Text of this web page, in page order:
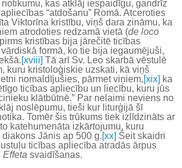
kas atklāj iespaidīgu, gandrīz
“atdošanu” Romā. Atceroties
Viktorīna kristību, viņš dara zināmu, ka
atrodoties redzamā vietā (de loco
kristības bija jārečitē ticības
formā, ko tie bija iegaumējuši,
[xviii] Tā arī Sv. Leo skarbā vēstulē
kuru kristoloģiskie uzskati, kā viņš
nomaldījušies, pārmet viņiem,[xix] ka
ticības apliecību un liecību, kuru jūs
klātbūtnē.” Par nelaimi neviens no
noslēpumu, tieši kur liturģijā šī
Tomēr šis trūkums tiek izlīdzināts ar
katehumenāta izkārtojumu, kuru
Jānis ap 500 g.[xx] Šeit skaidri
ticības apliecība atradās ārpus
Effeta svaidīšanas.